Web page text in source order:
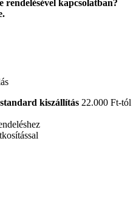
rendelésével kapcsolatban?
kiszállítás 22.000 Ft-tól